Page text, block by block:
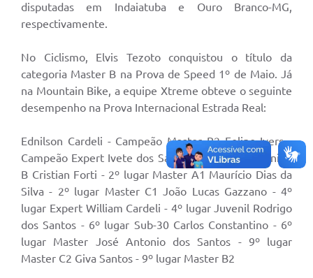
Protocolo
Utilidades
Certidão Negativa de Empresa
Parcerias com Organização da Sociedade Civil (OSC)
Conselhos Municipais
Lei Aldir Blanc
Publicidade
disputadas em Indaiatuba e Ouro Branco-MG,
respectivamente.
No Ciclismo, Elvis Tezoto conquistou o título da
categoria Master B na Prova de Speed 1º de Maio. Já
na Mountain Bike, a equipe Xtreme obteve o seguinte
desempenho na Prova Internacional Estrada Real:
Ednilson Cardeli - Campeão Master B2 Felipe Ivers -
Campeão Expert Ivete dos Santos - 2º lugar Feminino
B Cristian Forti - 2º lugar Master A1 Maurício Dias da
Silva - 2º lugar Master C1 João Lucas Gazzano - 4º
lugar Expert William Cardeli - 4º lugar Juvenil Rodrigo
dos Santos - 6º lugar Sub-30 Carlos Constantino - 6º
lugar Master José Antonio dos Santos - 9º lugar
Master C2 Giva Santos - 9º lugar Master B2